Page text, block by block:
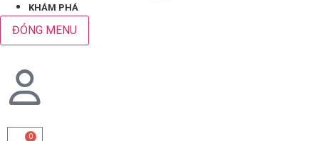
KHÁM PHÁ
ĐÓNG MENU
0